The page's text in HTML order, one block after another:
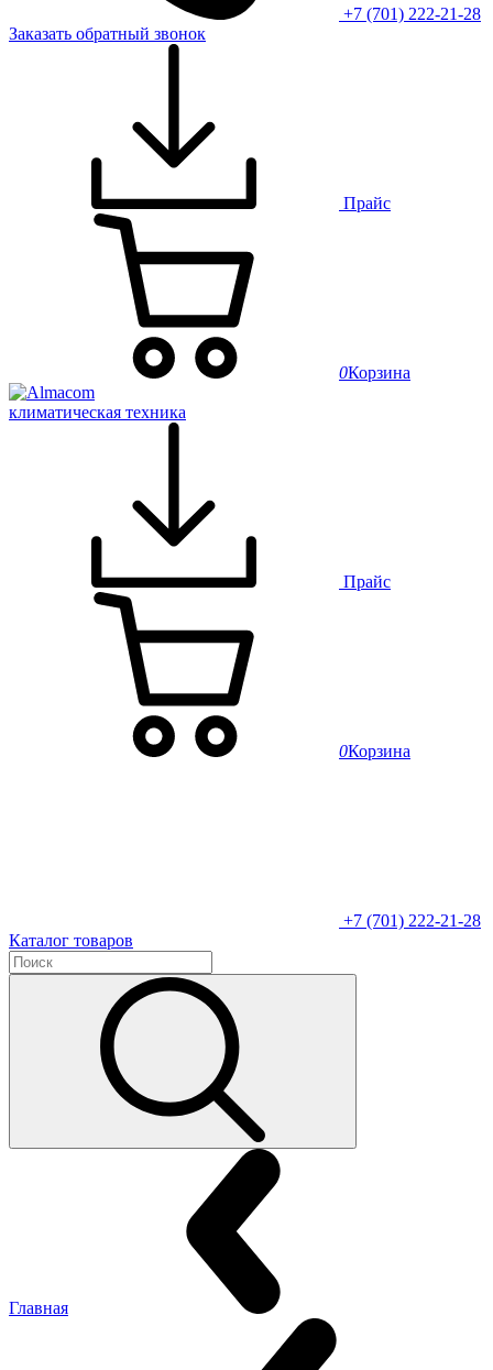
+7 (701) 222-21-28
Заказать обратный звонок
Прайс
0Корзина
климатическая техника
Прайс
0Корзина
+7 (701) 222-21-28
Каталог товаров
Главная